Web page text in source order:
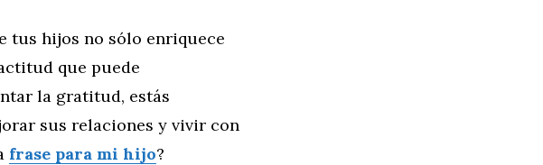
tus hijos no sólo enriquece
que puede
la gratitud, estás
sus relaciones y vivir con
frase para mi hijo?